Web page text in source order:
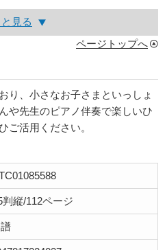
見る
ページトップへ
り、小さなお子さまといっしょ
や先生のピアノ伴奏で楽しいひ
ご活用ください。
判縦/112ページ